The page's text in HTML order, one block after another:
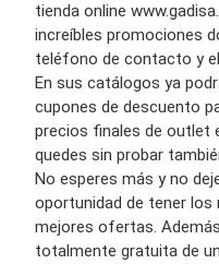
tienda online
increíbles promociones
teléfono de contacto y
En sus catálogos ya
cupones de descuento
precios finales de outlet
quedes sin probar
No esperes más y no
oportunidad de tener
mejores ofertas.
totalmente gratuita de